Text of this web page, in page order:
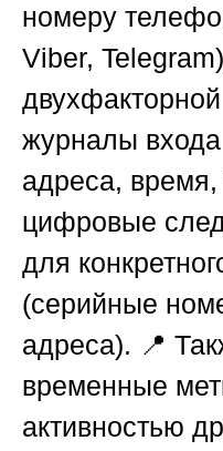
номеру
Viber,
журналы
адреса, время,
цифровые
для
(серийные
адреса). 📍
временные
активностью